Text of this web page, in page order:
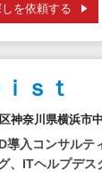
を依頼する
ｓｔ
神奈川県横浜市
入コンサルテ
、ITヘルプデ